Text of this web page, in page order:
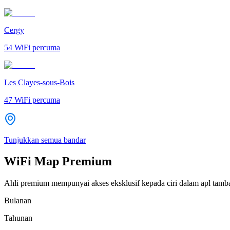
Cergy
54 WiFi percuma
Les Clayes-sous-Bois
47 WiFi percuma
Tunjukkan semua bandar
WiFi Map Premium
Ahli premium mempunyai akses eksklusif kepada ciri dalam apl
Bulanan
Tahunan